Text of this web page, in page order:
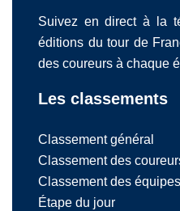
Suivez en direct à la
éditions du tour de
des coureurs à chaque
Les classements
Classement général
Classement des
Classement des équipes
Étape du jour